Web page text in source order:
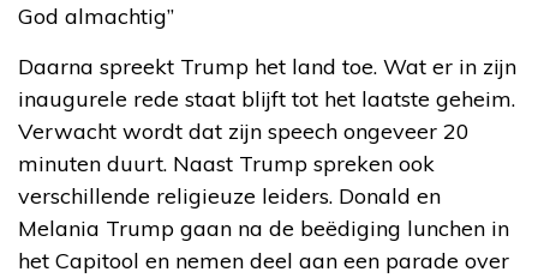
God almachtig”
Daarna spreekt Trump het land toe. Wat er in zijn
inaugurele rede staat blijft tot het laatste geheim.
Verwacht wordt dat zijn speech ongeveer 20
minuten duurt. Naast Trump spreken ook
verschillende religieuze leiders. Donald en
Melania Trump gaan na de beëdiging lunchen in
het Capitool en nemen deel aan een parade over